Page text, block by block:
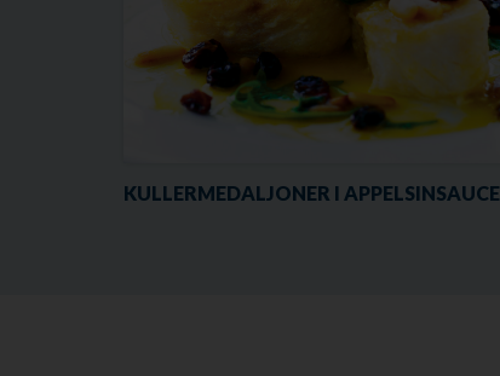
KULLERMEDALJONER I APPELSINSAUCE